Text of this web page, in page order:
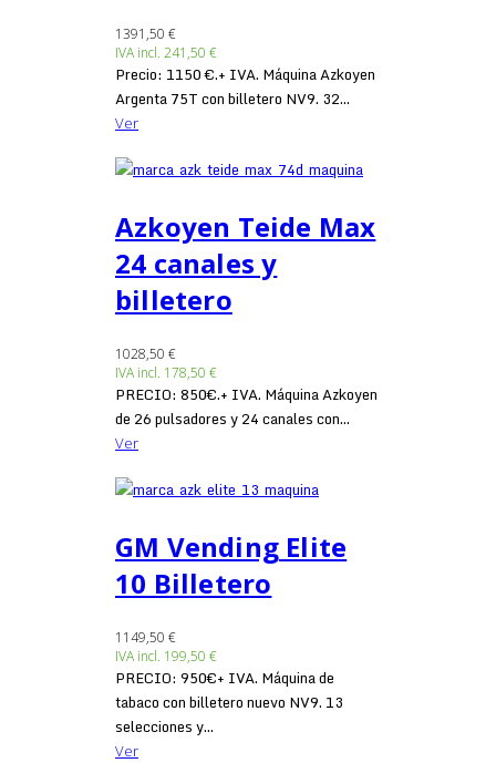
1391,50 €
IVA incl. 241,50 €
Precio: 1150 €.+ IVA. Máquina Azkoyen
Argenta 75T con billetero NV9. 32...
Ver
Azkoyen Teide Max
24 canales y
billetero
1028,50 €
IVA incl. 178,50 €
PRECIO: 850€.+ IVA. Máquina Azkoyen
de 26 pulsadores y 24 canales con...
Ver
GM Vending Elite
10 Billetero
1149,50 €
IVA incl. 199,50 €
PRECIO: 950€+ IVA. Máquina de
tabaco con billetero nuevo NV9. 13
selecciones y...
Ver